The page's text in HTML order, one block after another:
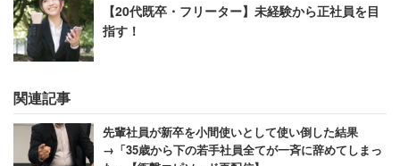
【20代既卒・フリーター】未経験から正社員を目
指す！
関連記事
先輩社員が新卒を小間使いとして使い倒した結果
→「35歳から下の若手社員全てが一斉に辞めてしまっ